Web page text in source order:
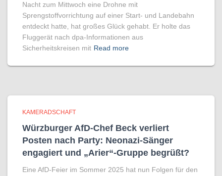
Nacht zum Mittwoch eine Drohne mit
Sprengstoffvorrichtung auf einer Start- und Landebahn
entdeckt hatte, hat großes Glück gehabt. Er holte das
Fluggerät nach dpa-Informationen aus
Sicherheitskreisen mit Read more
KAMERADSCHAFT
Würzburger AfD-Chef Beck verliert
Posten nach Party: Neonazi-Sänger
engagiert und „Arier“-Gruppe begrüßt?
Eine AfD-Feier im Sommer 2025 hat nun Folgen für den